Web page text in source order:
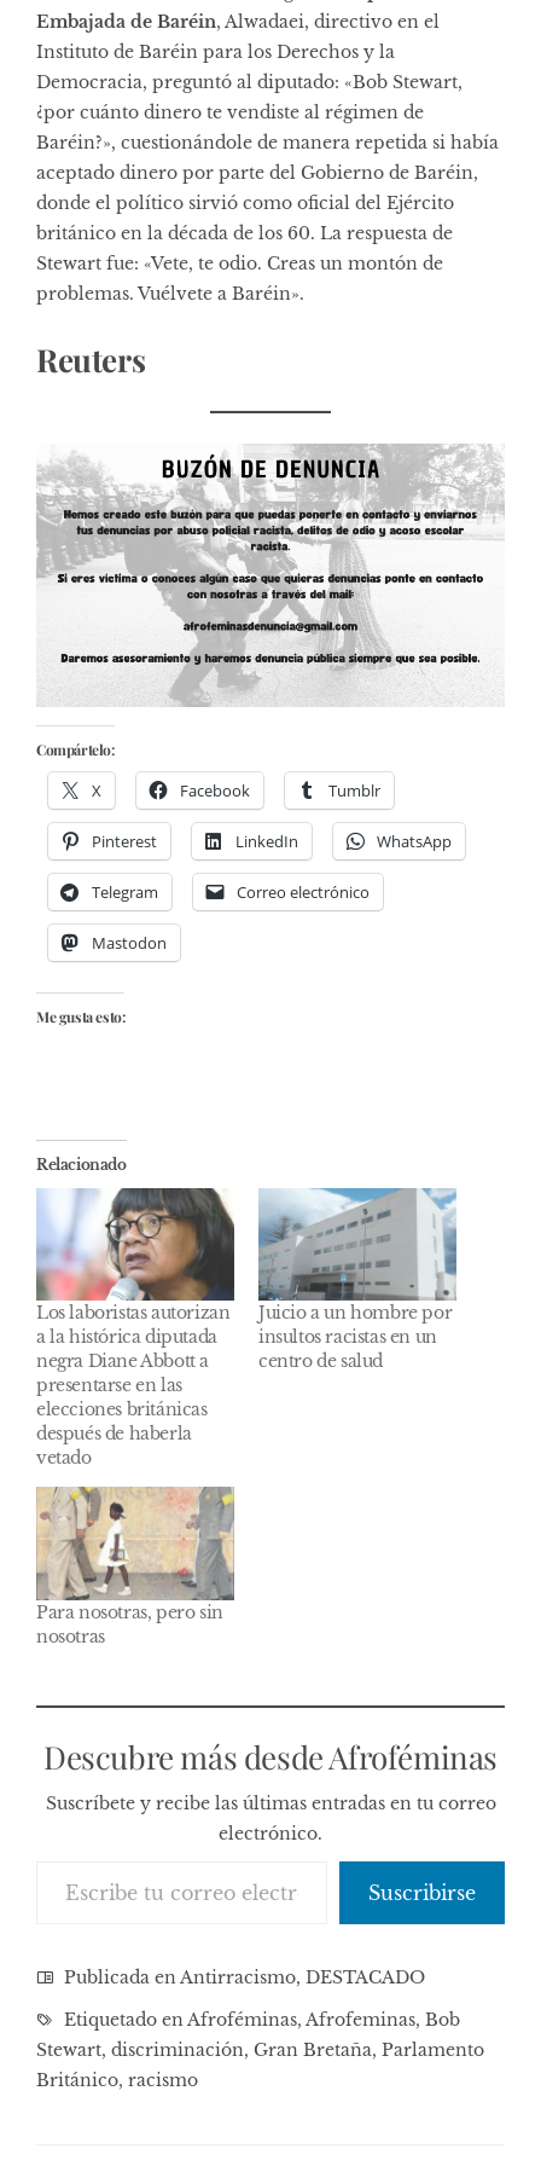
Embajada de Baréin, Alwadaei, directivo en el
Instituto de Baréin para los Derechos y la
Democracia, preguntó al diputado: «Bob Stewart,
¿por cuánto dinero te vendiste al régimen de
Baréin?», cuestionándole de manera repetida si había
aceptado dinero por parte del Gobierno de Baréin,
donde el político sirvió como oficial del Ejército
británico en la década de los 60. La respuesta de
Stewart fue: «Vete, te odio. Creas un montón de
problemas. Vuélvete a Baréin».
Reuters
Compártelo:
X Facebook Tumblr
Pinterest LinkedIn WhatsApp
Telegram Correo electrónico
Mastodon
Me gusta esto:
Relacionado
Los laboristas autorizan
a la histórica diputada
negra Diane Abbott a
presentarse en las
elecciones británicas
después de haberla
vetado
Juicio a un hombre por
insultos racistas en un
centro de salud
Para nosotras, pero sin
nosotras
Descubre más desde Afroféminas
Suscríbete y recibe las últimas entradas en tu correo
electrónico.
Suscribirse
Publicada enAntirracismo, DESTACADO
Etiquetado enAfroféminas, Afrofeminas, Bob
Stewart, discriminación, Gran Bretaña, Parlamento
Británico, racismo